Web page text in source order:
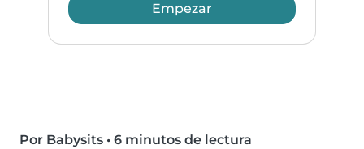
Empezar
Por Babysits • 6 minutos de lectura